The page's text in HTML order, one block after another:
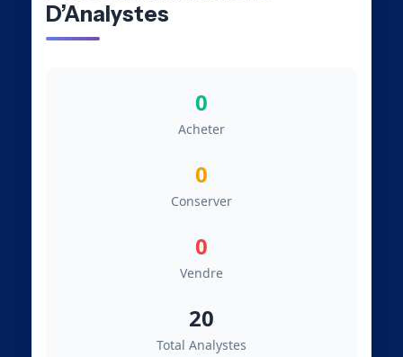
D’Analystes
0
Acheter
0
Conserver
0
Vendre
20
Total Analystes